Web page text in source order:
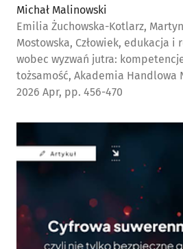
Michał Malinowski
Emilia Żuchowska-Kotlarz,
Mostowska, Człowiek, edukacja i
wobec wyzwań jutra:
tożsamość, Akademia Handlowa
2026 Apr, pp. 456-470